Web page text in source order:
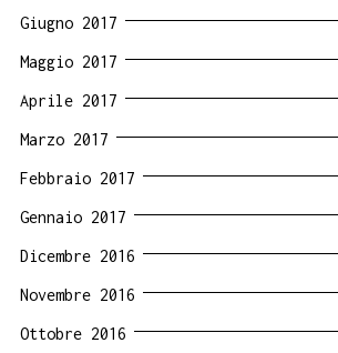
Giugno 2017
Maggio 2017
Aprile 2017
Marzo 2017
Febbraio 2017
Gennaio 2017
Dicembre 2016
Novembre 2016
Ottobre 2016